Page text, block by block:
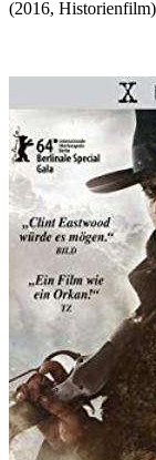
(2016, Historienfilm)